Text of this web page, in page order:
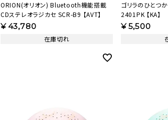
ORION(オリオン) Bluetooth機能搭載
CDステレオラジカセ SCR-B9 【AVT】
¥43,780
在庫切れ
ゴリラのひとつ
2401PK 【KA】
¥5,500